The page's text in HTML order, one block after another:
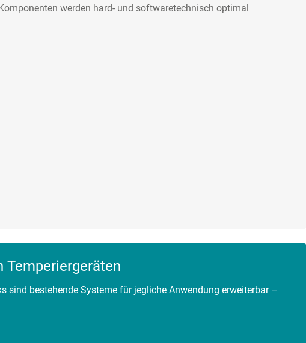
werden hard- und softwaretechnisch optimal
Temperiergeräten
sind bestehende Systeme für jegliche Anwendung erweiterbar –